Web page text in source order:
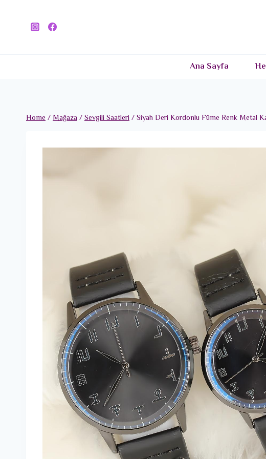
Ana Sayfa
Home/Mağaza/Sevgili Saatleri/Siyah Deri Kordonlu Füme Renk Metal